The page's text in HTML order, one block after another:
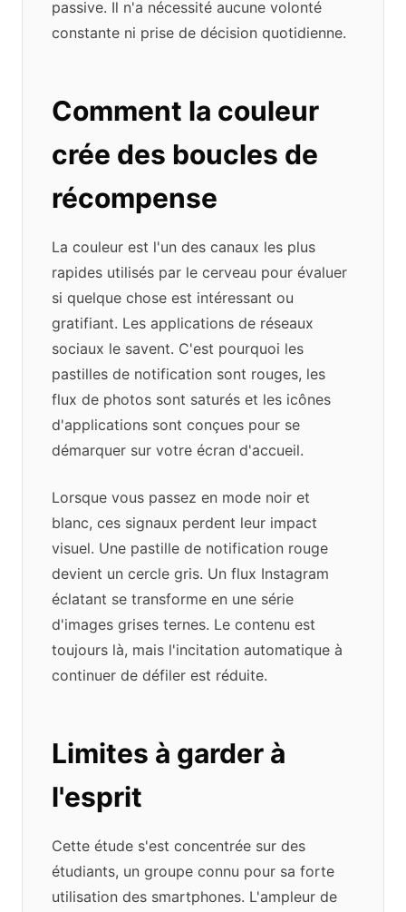
passive. Il n'a nécessité aucune volonté
constante ni prise de décision quotidienne.
Comment la couleur
crée des boucles de
récompense
La couleur est l'un des canaux les plus
rapides utilisés par le cerveau pour évaluer
si quelque chose est intéressant ou
gratifiant. Les applications de réseaux
sociaux le savent. C'est pourquoi les
pastilles de notification sont rouges, les
flux de photos sont saturés et les icônes
d'applications sont conçues pour se
démarquer sur votre écran d'accueil.
Lorsque vous passez en mode noir et
blanc, ces signaux perdent leur impact
visuel. Une pastille de notification rouge
devient un cercle gris. Un flux Instagram
éclatant se transforme en une série
d'images grises ternes. Le contenu est
toujours là, mais l'incitation automatique à
continuer de défiler est réduite.
Limites à garder à
l'esprit
Cette étude s'est concentrée sur des
étudiants, un groupe connu pour sa forte
utilisation des smartphones. L'ampleur de